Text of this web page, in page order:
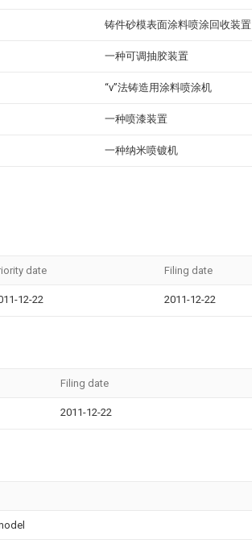
铸件砂模表面涂料喷涂回收装置
一种可调抽胶装置
“v”法铸造用涂料喷涂机
一种喷漆装置
一种纳米喷镀机
date Filing date
12-22 2011-12-22
Filing date
2011-12-22